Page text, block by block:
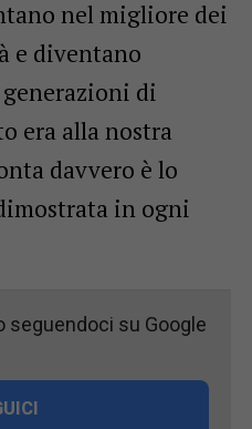
nel migliore dei
e diventano
di
era alla nostra
davvero è lo
in ogni
seguendoci su Google